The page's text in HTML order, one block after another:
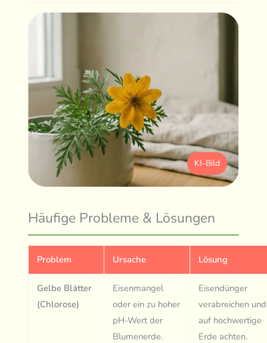
KI-Bild
Häufige Probleme & Lösungen
Problem Ursache Lösung
Gelbe Blätter
(Chlorose)
Eisenmangel
oder ein zu hoher
pH-Wert der
Blumenerde.
Eisendünger
verabreichen und
auf hochwertige
Erde achten.